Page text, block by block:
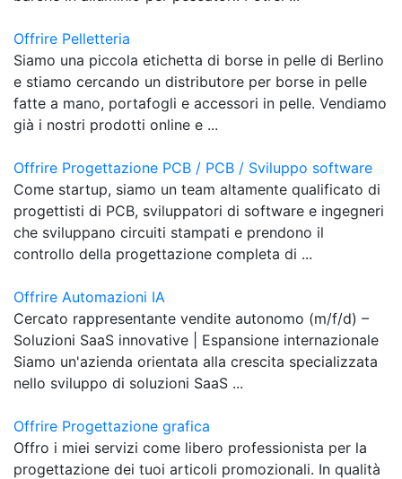
Offrire Pelletteria
Siamo una piccola etichetta di borse in pelle di Berlino
e stiamo cercando un distributore per borse in pelle
fatte a mano, portafogli e accessori in pelle. Vendiamo
già i nostri prodotti online e ...
Offrire Progettazione PCB / PCB / Sviluppo software
Come startup, siamo un team altamente qualificato di
progettisti di PCB, sviluppatori di software e ingegneri
che sviluppano circuiti stampati e prendono il
controllo della progettazione completa di ...
Offrire Automazioni IA
Cercato rappresentante vendite autonomo (m/f/d) –
Soluzioni SaaS innovative | Espansione internazionale
Siamo un'azienda orientata alla crescita specializzata
nello sviluppo di soluzioni SaaS ...
Offrire Progettazione grafica
Offro i miei servizi come libero professionista per la
progettazione dei tuoi articoli promozionali. In qualità